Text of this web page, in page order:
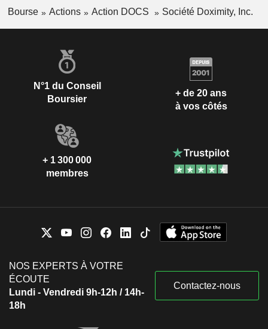
Bourse Actions Action DOCS Société Doximity, Inc.
N°1 du Conseil
Boursier
+ de 20 ans
à vos côtés
+ 1 300 000
membres
NOS EXPERTS À VOTRE
ÉCOUTE
Lundi - Vendredi 9h-12h / 14h-
18h
Contactez-nous